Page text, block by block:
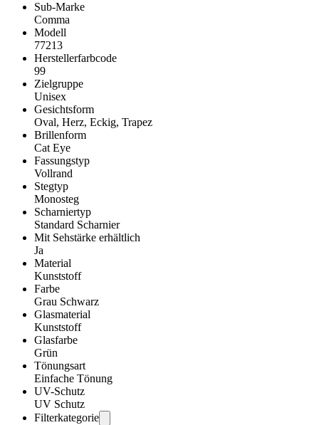
Sub-Marke
Comma
Modell
77213
Herstellerfarbcode
99
Zielgruppe
Unisex
Gesichtsform
Oval, Herz, Eckig, Trapez
Brillenform
Cat Eye
Fassungstyp
Vollrand
Stegtyp
Monosteg
Scharniertyp
Standard Scharnier
Mit Sehstärke erhältlich
Ja
Material
Kunststoff
Farbe
Grau Schwarz
Glasmaterial
Kunststoff
Glasfarbe
Grün
Tönungsart
Einfache Tönung
UV-Schutz
UV Schutz
Filterkategorie